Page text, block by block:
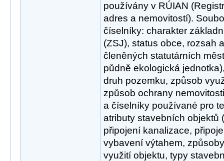
používány v RÚIAN
adres a nemovitostí).
číselníky: charakter
(ZSJ), status obce, rozsah
členěných statutárních
půdně ekologická
druh pozemku, způsob
způsob ochrany
a číselníky používané pro
atributy stavebních objektů
připojení kanalizace,
vybavení výtahem,
využití objektu, typy